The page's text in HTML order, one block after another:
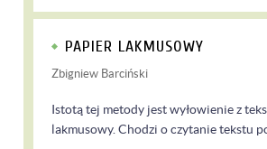
PAPIER LAKMUSOWY
Zbigniew Barciński
Istotą tej metody jest wyłowienie z
lakmusowy. Chodzi o czytanie tekstu